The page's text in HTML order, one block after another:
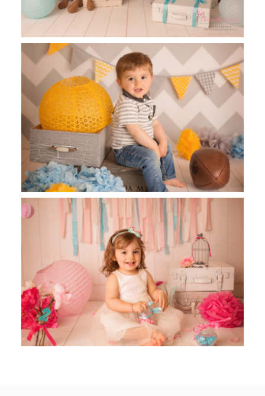
Gabriel , séance anniversaire , smash
the cake toulouse
ROMY, Séance anniversaire studio
Toulouse, Castres, Revel